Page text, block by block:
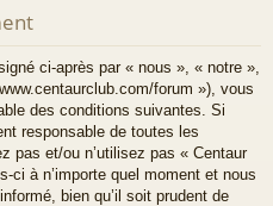
r
ci-après par « nous », « notre »,
forum »), vous
des conditions suivantes. Si
responsable de toutes les
pas et/ou n’utilisez pas « Centaur
ci à n’importe quel moment et nous
bien qu’il soit prudent de